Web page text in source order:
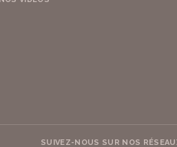
SUIVEZ-NOUS SUR NOS